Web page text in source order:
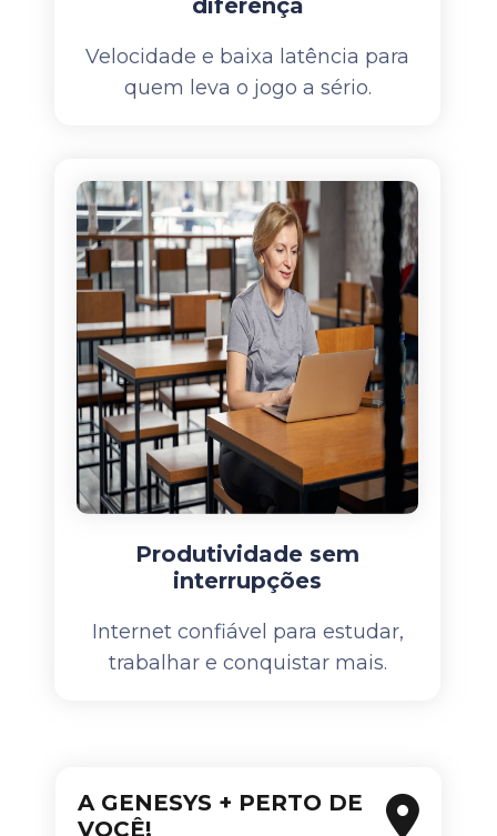
diferença
Velocidade e baixa latência para
quem leva o jogo a sério.
Produtividade sem
interrupções
Internet confiável para estudar,
trabalhar e conquistar mais.
A GENESYS + PERTO DE
VOCÊ!